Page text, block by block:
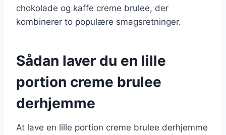
chokolade og kaffe creme brulee, der
kombinerer to populære smagsretninger.
Sådan laver du en lille
portion creme brulee
derhjemme
At lave en lille portion creme brulee derhjemme